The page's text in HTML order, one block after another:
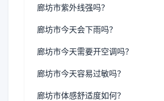
廊坊市紫外线强吗？
廊坊市今天会下雨吗？
廊坊市今天需要开空调吗？
廊坊市今天容易过敏吗？
廊坊市体感舒适度如何？